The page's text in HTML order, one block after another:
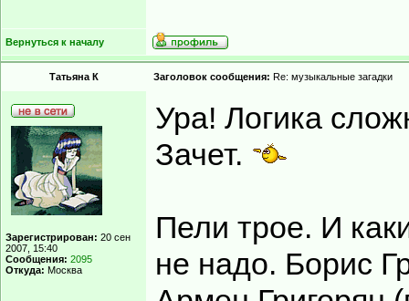
Вернуться к началу
Татьяна К Заголовок сообщения: Re: музыкальные загадки
Зарегистрирован: 20 сен
2007, 15:40
Сообщения: 2095
Откуда: Москва
Ура! Логика
Зачет.
Пели трое. И
не надо. Борис